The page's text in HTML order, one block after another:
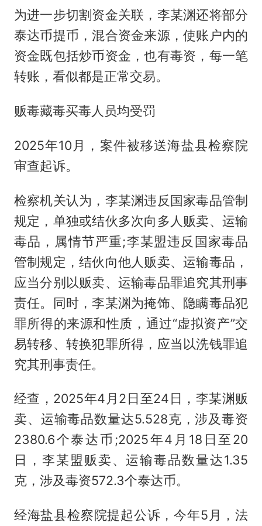
为进一步切割资金关联，李某渊还将部分
泰达币提币，混合资金来源，使账户内的
资金既包括炒币资金，也有毒资，每一笔
转账，看似都是正常交易。
贩毒藏毒买毒人员均受罚
2025年10月，案件被移送海盐县检察院
审查起诉。
检察机关认为，李某渊违反国家毒品管制
规定，单独或结伙多次向多人贩卖、运输
毒品，属情节严重;李某盟违反国家毒品
管制规定，结伙向他人贩卖、运输毒品，
应当分别以贩卖、运输毒品罪追究其刑事
责任。同时，李某渊为掩饰、隐瞒毒品犯
罪所得的来源和性质，通过“虚拟资产”交
易转移、转换犯罪所得，应当以洗钱罪追
究其刑事责任。
经查，2025年4月2日至24日，李某渊贩
卖、运输毒品数量达5.528克，涉及毒资
2380.6个泰达币;2025年4月18日至20
日，李某盟贩卖、运输毒品数量达1.35
克，涉及毒资572.3个泰达币。
经海盐县检察院提起公诉，今年5月，法